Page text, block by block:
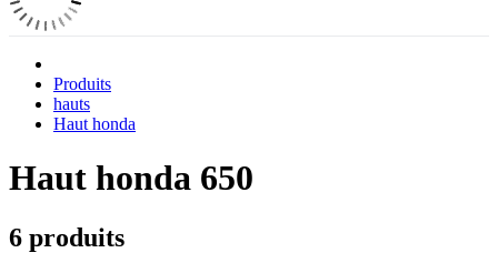
Produits
hauts
Haut honda
Haut honda 650
6 produits